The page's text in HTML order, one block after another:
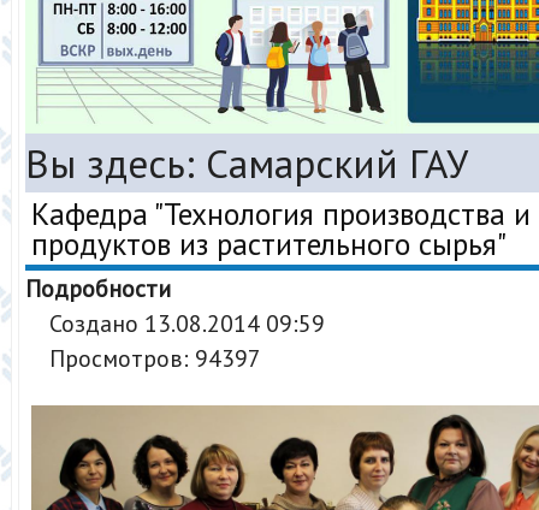
Вы здесь: Самарский ГАУ
Кафедра "Технология производства и
продуктов из растительного сырья"
Подробности
Создано 13.08.2014 09:59
Просмотров: 94397